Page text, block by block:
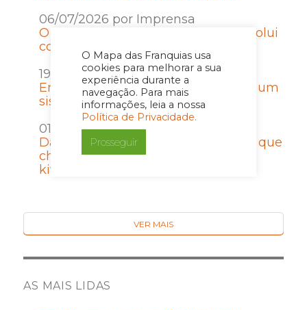
O Mapa das Franquias usa
cookies para melhorar a sua
experiência durante a
navegação. Para mais
informações, leia a nossa
Política de Privacidade.
Prosseguir
06/07/2026 por Imprensa
O Contrato de Franquia que não evolui
com a rede vira passivo
19/06/2026 por Imprensa
Entrar em uma franquia é escolher um
sistema de crescimento
01/06/2026 por Imprensa
Da conveniência à experiência: por que
chegou a hora de transformar dark
kitchens em restaurantes físicos?
VER MAIS
AS MAIS LIDAS